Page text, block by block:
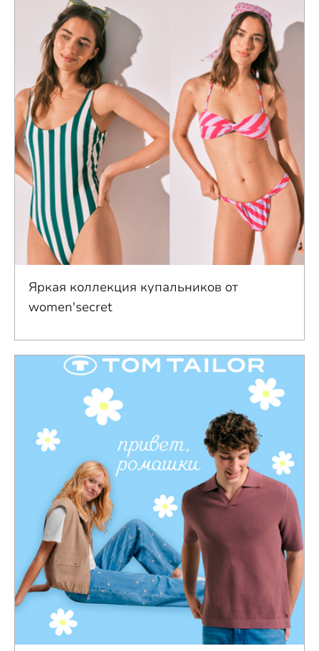
Яркая коллекция купальников от
women'secret